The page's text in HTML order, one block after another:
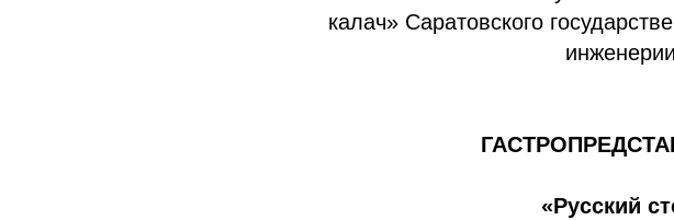
калач» Саратовского
«Русский